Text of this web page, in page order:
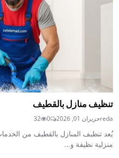
تنظيف منازل بالقطيف
redaحزيران 01, 2026 0
32
يُعد تنظيف المنازل بالقطيف من
منزلية نظيفة و...